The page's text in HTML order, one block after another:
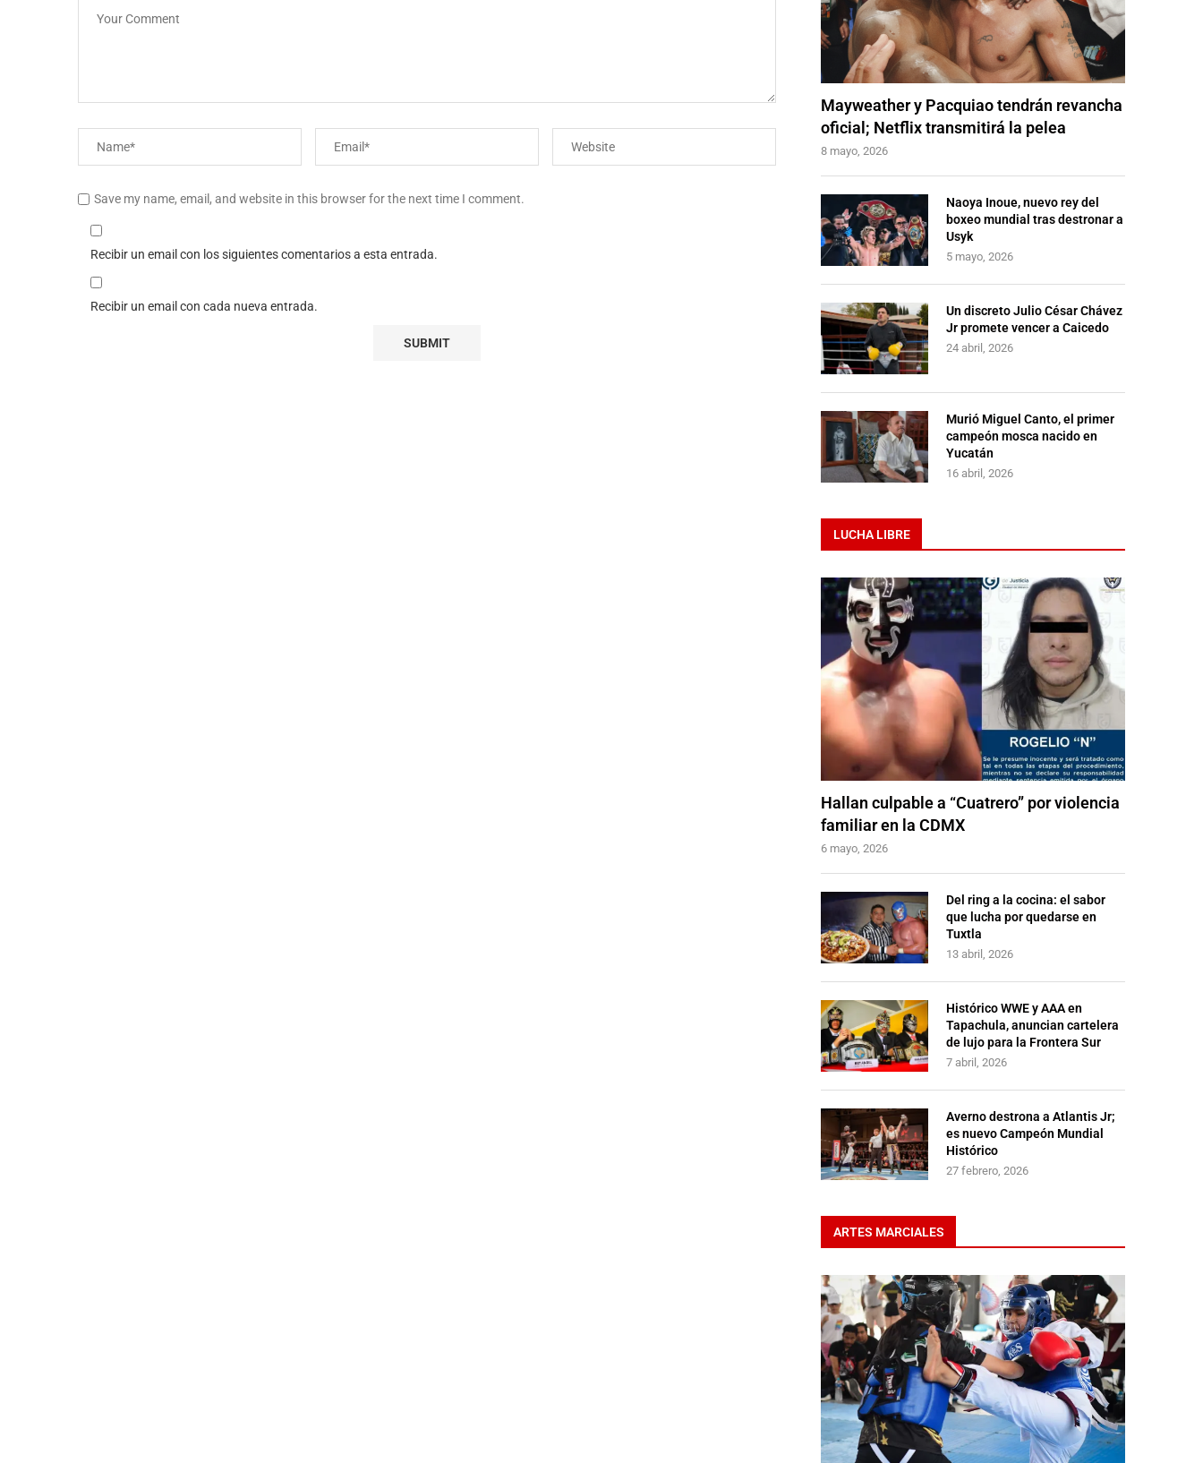
Save my name, email, and website in this browser for the next time I comment.
Recibir un email con los siguientes comentarios a esta entrada.
Recibir un email con cada nueva entrada.
Mayweather y Pacquiao tendrán revancha
oficial; Netflix transmitirá la pelea
8 mayo, 2026
Naoya Inoue, nuevo rey del
boxeo mundial tras destronar a
Usyk
5 mayo, 2026
Un discreto Julio César Chávez
Jr promete vencer a Caicedo
24 abril, 2026
Murió Miguel Canto, el primer
campeón mosca nacido en
Yucatán
16 abril, 2026
LUCHA LIBRE
Hallan culpable a “Cuatrero” por violencia
familiar en la CDMX
6 mayo, 2026
Del ring a la cocina: el sabor
que lucha por quedarse en
Tuxtla
13 abril, 2026
Histórico WWE y AAA en
Tapachula, anuncian cartelera
de lujo para la Frontera Sur
7 abril, 2026
Averno destrona a Atlantis Jr;
es nuevo Campeón Mundial
Histórico
27 febrero, 2026
ARTES MARCIALES